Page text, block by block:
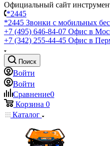
Официальный сайт
*2445
*2445 Звонки с мобильных
+7 (495) 646-84-07 Офис в
+7 (342) 255-44-45 Офис в
Поиск
Войти
Войти
Сравнение0
Корзина 0
Каталог